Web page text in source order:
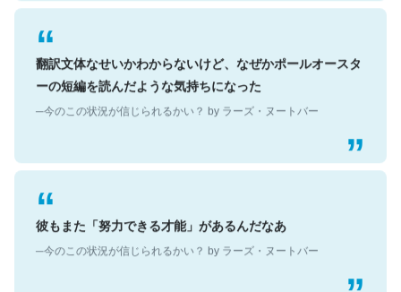
翻訳文体なせいかわからないけど、なぜかポールオースタ
ーの短編を読んだような気持ちになった
─今のこの状況が信じられるかい？ by ラーズ・ヌートバー
彼もまた「努力できる才能」があるんだなあ
─今のこの状況が信じられるかい？ by ラーズ・ヌートバー